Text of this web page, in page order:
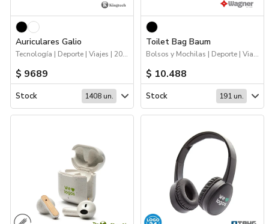
Auriculares Galio
Tecnología | Deporte | Viajes | 2026 Minería
$ 9689
Stock 1408 un.
Toilet Bag Baum
Bolsos y Mochilas | Deporte | Viajes | Hogar y Tiempo Libre
$ 10.488
Stock 191 un.